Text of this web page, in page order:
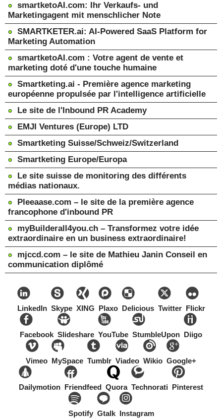
smartketoAI.com: Ihr Verkaufs- und
Marketingagent mit menschlicher Note
SMARTKETER.ai: AI-Powered SaaS Platform for
Marketing Automation
smartketoAI.com : Votre agent de vente et
marketing doté d'une touche humaine
Smartketing.ai - Première agence marketing
européenne propulsée par l'intelligence artificielle
Le site de l'Inbound PR Academy
EMJI Ventures (Europe) LTD
Smartketing Suisse/Schweiz/Switzerland
Smartketing Europe/Europa
Le site suisse de monitoring des différents
médias nationaux.
Pleeaase.com – le site de la première agence
francophone d'inbound PR
myBuilderall4you.ch – Transformez votre idée
extraordinaire en un business extraordinaire!
mjccd.com – le site de Mathieu Janin Conseil en
communication diplômé
LinkedIn Skype XING Plaxo Delicious Twitter Flickr
Facebook Slideshare YouTube StumbleUpon Diigo
Vimeo MySpace Tumblr Viadeo Wikio Google+
Dailymotion Friendfeed Quora Technorati Pinterest
Spotify Gtalk Instagram